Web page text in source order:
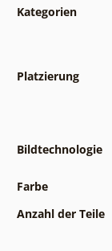
Kategorien
Platzierung
Bildtechnologie
Farbe
Anzahl der Teile